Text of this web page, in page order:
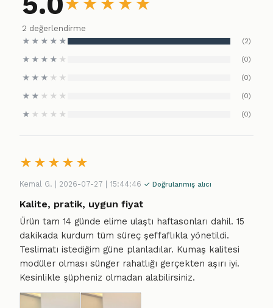
★ ★ ★ ★ ★
2 değerlendirme
★ ★ ★ ★ ★ (2)
★ ★ ★ ★ ★ (0)
★ ★ ★ ★ ★ (0)
★ ★ ★ ★ ★ (0)
★ ★ ★ ★ ★ (0)
★ ★ ★ ★ ★
Kemal G. | 2026-07-27 | 15:44:46 ✓ Doğrulanmış alıcı
Kalite, pratik, uygun fiyat
Ürün tam 14 günde elime ulaştı haftasonları dahil. 15
dakikada kurdum tüm süreç şeffaflıkla yönetildi.
Teslimatı istediğim güne planladılar. Kumaş kalitesi
modüler olması sünger rahatlığı gerçekten aşırı iyi.
Kesinlikle şüpheniz olmadan alabilirsiniz.